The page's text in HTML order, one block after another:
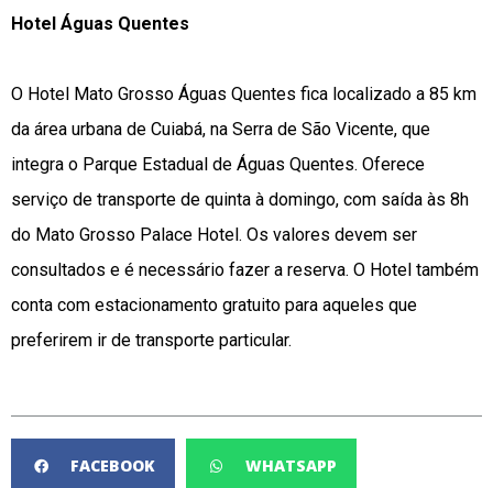
Hotel Águas Quentes
O Hotel Mato Grosso Águas Quentes fica localizado a 85 km
da área urbana de Cuiabá, na Serra de São Vicente, que
integra o Parque Estadual de Águas Quentes. Oferece
serviço de transporte de quinta à domingo, com saída às 8h
do Mato Grosso Palace Hotel. Os valores devem ser
consultados e é necessário fazer a reserva. O Hotel também
conta com estacionamento gratuito para aqueles que
preferirem ir de transporte particular.
FACEBOOK WHATSAPP